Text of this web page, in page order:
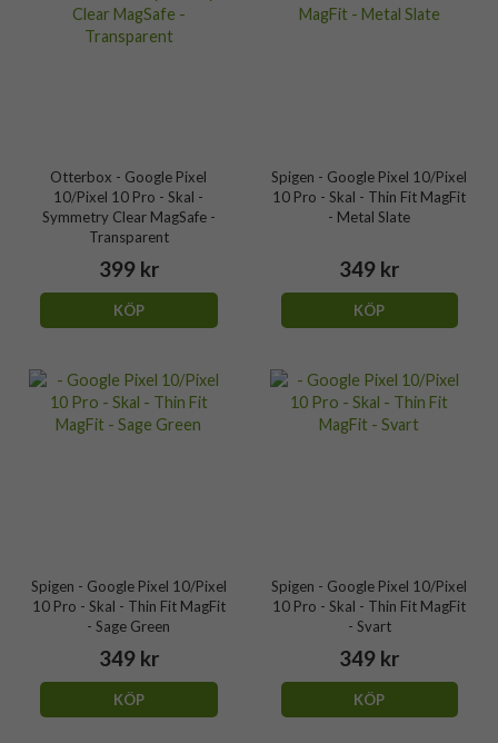
Otterbox - Google Pixel
10/Pixel 10 Pro - Skal -
Symmetry Clear MagSafe -
Transparent
399 kr
KÖP
Spigen - Google Pixel 10/Pixel
10 Pro - Skal - Thin Fit MagFit
- Metal Slate
349 kr
KÖP
Spigen - Google Pixel 10/Pixel
10 Pro - Skal - Thin Fit MagFit
- Sage Green
349 kr
KÖP
Spigen - Google Pixel 10/Pixel
10 Pro - Skal - Thin Fit MagFit
- Svart
349 kr
KÖP